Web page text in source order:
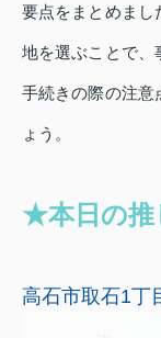
要点をまとめまし
地を選ぶことで、
手続きの際の注意
ょう。
★本日の
高石市取石1